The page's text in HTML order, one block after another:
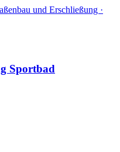
und Erschließung ·
Sportbad